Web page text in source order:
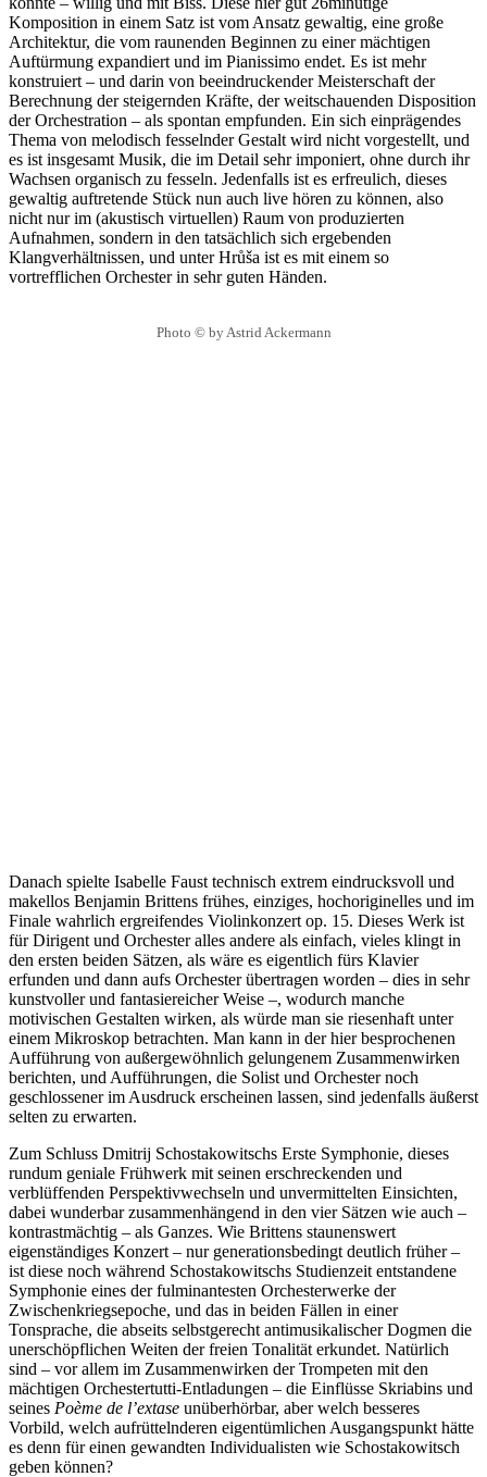
Komposition in einem Satz ist vom Ansatz gewaltig, eine große
Architektur, die vom raunenden Beginnen zu einer mächtigen
Auftürmung expandiert und im Pianissimo endet. Es ist mehr
konstruiert – und darin von beeindruckender Meisterschaft der
Berechnung der steigernden Kräfte, der weitschauenden Disposition
der Orchestration – als spontan empfunden. Ein sich einprägendes
Thema von melodisch fesselnder Gestalt wird nicht vorgestellt, und
es ist insgesamt Musik, die im Detail sehr imponiert, ohne durch ihr
Wachsen organisch zu fesseln. Jedenfalls ist es erfreulich, dieses
gewaltig auftretende Stück nun auch live hören zu können, also
nicht nur im (akustisch virtuellen) Raum von produzierten
Aufnahmen, sondern in den tatsächlich sich ergebenden
Klangverhältnissen, und unter Hrůša ist es mit einem so
vortrefflichen Orchester in sehr guten Händen.
Photo © by Astrid Ackermann
Danach spielte Isabelle Faust technisch extrem eindrucksvoll und
makellos Benjamin Brittens frühes, einziges, hochoriginelles und im
Finale wahrlich ergreifendes Violinkonzert op. 15. Dieses Werk ist
für Dirigent und Orchester alles andere als einfach, vieles klingt in
den ersten beiden Sätzen, als wäre es eigentlich fürs Klavier
erfunden und dann aufs Orchester übertragen worden – dies in sehr
kunstvoller und fantasiereicher Weise –, wodurch manche
motivischen Gestalten wirken, als würde man sie riesenhaft unter
einem Mikroskop betrachten. Man kann in der hier besprochenen
Aufführung von außergewöhnlich gelungenem Zusammenwirken
berichten, und Aufführungen, die Solist und Orchester noch
geschlossener im Ausdruck erscheinen lassen, sind jedenfalls äußerst
selten zu erwarten.
Zum Schluss Dmitrij Schostakowitschs Erste Symphonie, dieses
rundum geniale Frühwerk mit seinen erschreckenden und
verblüffenden Perspektivwechseln und unvermittelten Einsichten,
dabei wunderbar zusammenhängend in den vier Sätzen wie auch –
kontrastmächtig – als Ganzes. Wie Brittens staunenswert
eigenständiges Konzert – nur generationsbedingt deutlich früher –
ist diese noch während Schostakowitschs Studienzeit entstandene
Symphonie eines der fulminantesten Orchesterwerke der
Zwischenkriegsepoche, und das in beiden Fällen in einer
Tonsprache, die abseits selbstgerecht antimusikalischer Dogmen die
unerschöpflichen Weiten der freien Tonalität erkundet. Natürlich
sind – vor allem im Zusammenwirken der Trompeten mit den
mächtigen Orchestertutti-Entladungen – die Einflüsse Skriabins und
seines Poème de l’extase unüberhörbar, aber welch besseres
Vorbild, welch aufrüttelnderen eigentümlichen Ausgangspunkt hätte
es denn für einen gewandten Individualisten wie Schostakowitsch
geben können?